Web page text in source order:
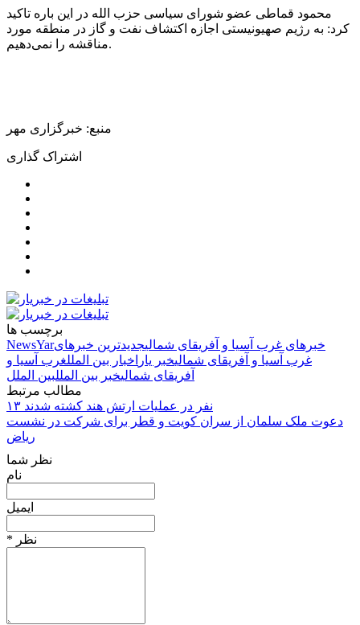
محمود قماطی عضو شورای سیاسی حزب الله در این باره تاکید
کرد: به رژیم صهیونیستی اجازه اکتشاف نفت و گاز در منطقه مورد
مناقشه را نمی‌دهیم.
منبع: خبرگزاری مهر
اشتراک گذاری
برچسب ها
NewsYar
خبرهای غرب آسیا و آفریقای شمالیجدیدترین خبرهای
غرب آسیا و آفریقای شمالیخبر یار اخبار بین المللغرب آسیا و
آفریقای شمالیخبر بین المللبین الملل
مطالب مرتبط
۱۳ نفر در عملیات ارتش هند کشته شدند
دعوت ملک سلمان از سران کویت و قطر برای شرکت در نشست
ریاض
نظر شما
نام
ایمیل
* نظر